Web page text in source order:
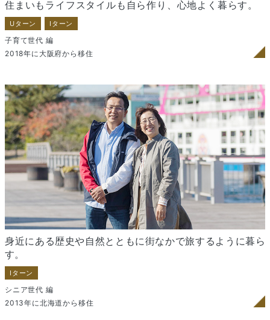
住まいもライフスタイルも 自ら作り、心地よく暮らす。
Uターン Iターン
子育て世代 編
2018年に大阪府から移住
身近にある歴史や自然とともに街なかで旅するように暮ら
す。
Iターン
シニア世代 編
2013年に北海道から移住